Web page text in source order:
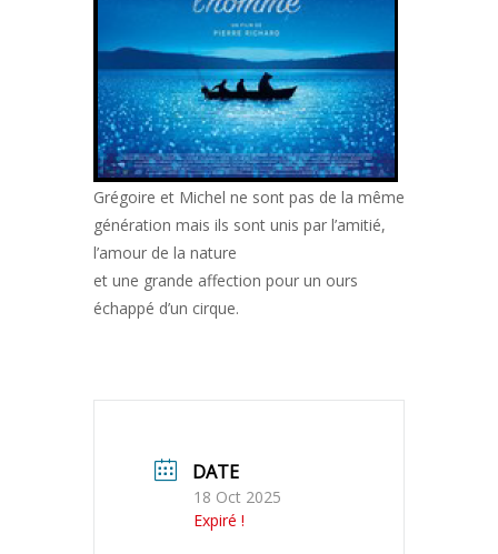
Grégoire et Michel ne sont pas de la même
génération mais ils sont unis par l’amitié,
l’amour de la nature
et une grande affection pour un ours
échappé d’un cirque.
DATE
18 Oct 2025
Expiré !